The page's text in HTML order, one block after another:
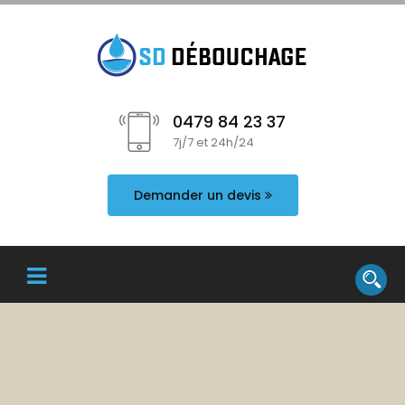
0479 84 23 37
7j/7 et 24h/24
Demander un devis